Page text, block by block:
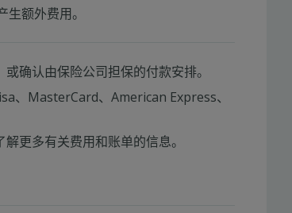
额外费用。
确认由保险公司担保的付款安排。
、MasterCard、American Express、
更多有关费用和账单的信息。